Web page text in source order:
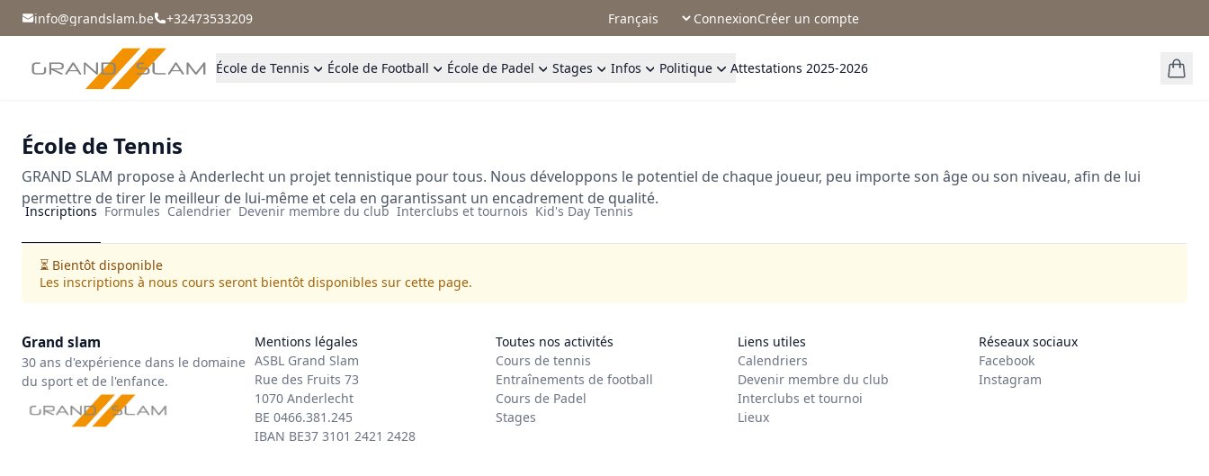
info@grandslam.be +32473533209 ConnexionCréer un compte
École de Tennis École de Football École de Padel Stages Infos Politique Attestations 2025-2026
École de Tennis
GRAND SLAM propose à Anderlecht un projet tennistique pour tous. Nous développons le potentiel de chaque joueur, peu importe son âge ou son niveau, afin de lui
permettre de tirer le meilleur de lui-même et cela en garantissant un encadrement de qualité.
Inscriptions Formules Calendrier Devenir membre du club Interclubs et tournois Kid's Day Tennis
⏳ Bientôt disponible
Les inscriptions à nous cours seront bientôt disponibles sur cette page.
Grand slam
30 ans d'expérience dans le domaine
du sport et de l'enfance.
Mentions légales
ASBL Grand Slam
Rue des Fruits 73
1070 Anderlecht
BE 0466.381.245
IBAN BE37 3101 2421 2428
Toutes nos activités
Cours de tennis
Entraînements de football
Cours de Padel
Stages
Liens utiles
Calendriers
Devenir membre du club
Interclubs et tournoi
Lieux
Réseaux sociaux
Facebook
Instagram